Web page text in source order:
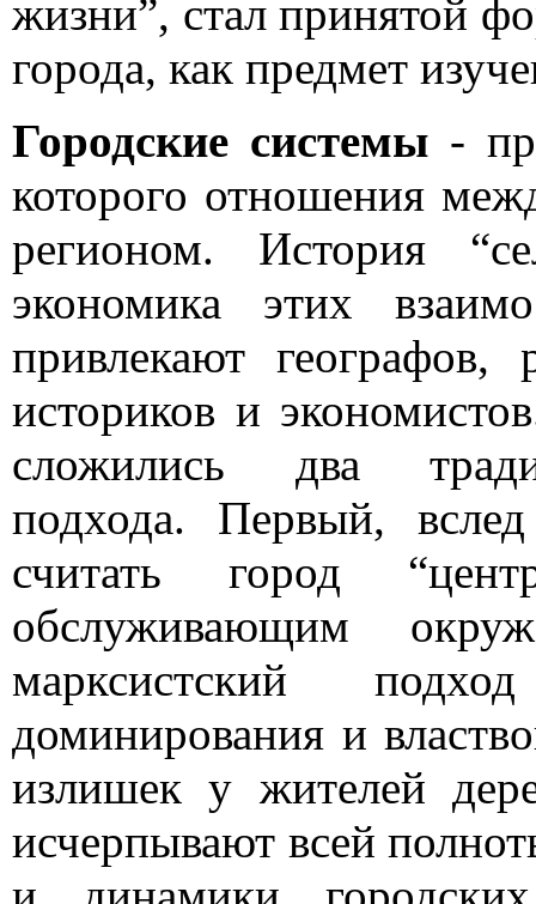
жизни”, стал принятой
города, как предмет
Городские системы -
которого отношения
регионом. История
экономика этих
привлекают географов,
историков и
сложились два
подхода. Первый,
считать город
обслуживающим
марксистский
доминирования и
излишек у жителей
исчерпывают всей